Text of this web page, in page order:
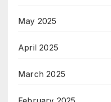
May 2025
April 2025
March 2025